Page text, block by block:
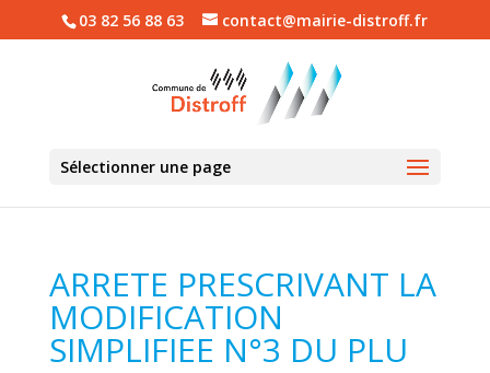
03 82 56 88 63 contact@mairie-distroff.fr
Sélectionner une page
ARRETE PRESCRIVANT LA
MODIFICATION
SIMPLIFIEE N°3 DU PLU